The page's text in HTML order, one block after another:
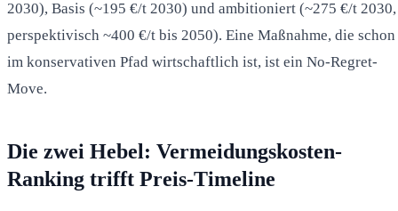
2030), Basis (~195 €/t 2030) und ambitioniert (~275 €/t 2030,
perspektivisch ~400 €/t bis 2050). Eine Maßnahme, die schon
im konservativen Pfad wirtschaftlich ist, ist ein No-Regret-
Move.
Die zwei Hebel: Vermeidungskosten-
Ranking trifft Preis-Timeline